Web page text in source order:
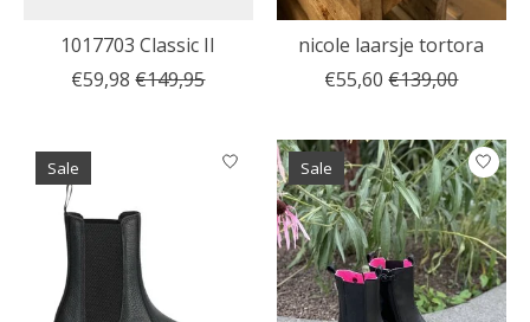
1017703 Classic II
€59,98 €149,95
nicole laarsje tortora
€55,60 €139,00
Sale Sale